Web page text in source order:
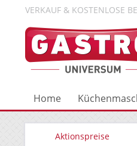
VERKAUF & KOSTENLOSE
Home
Aktionspreise